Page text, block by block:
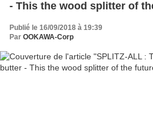
- This the wood splitter of
Publié le 16/09/2018 à 19:39
Par OOKAWA-Corp